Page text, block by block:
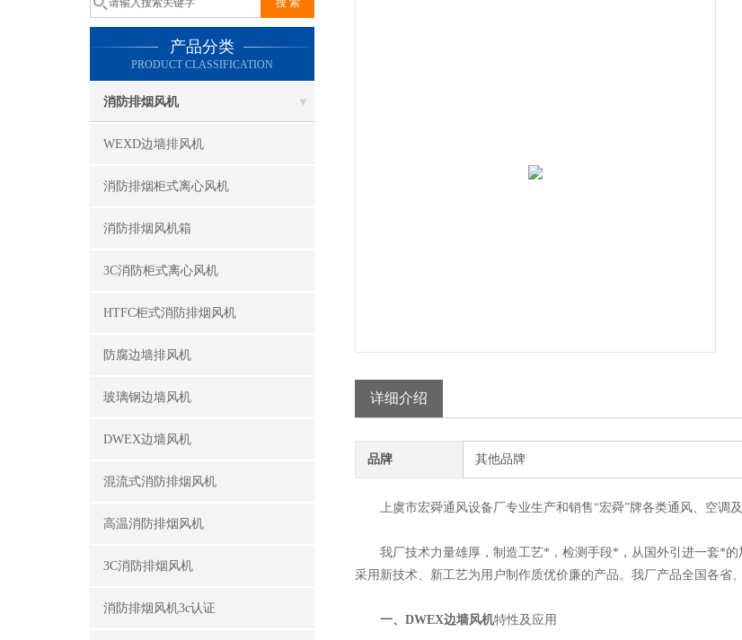
产品分类
PRODUCT CLASSIFICATION
消防排烟风机
WEXD边墙排风机
消防排烟柜式离心风机
消防排烟风机箱
3C消防柜式离心风机
HTFC柜式消防排烟风机
防腐边墙排风机
玻璃钢边墙风机
DWEX边墙风机
混流式消防排烟风机
高温消防排烟风机
3C消防排烟风机
消防排烟风机3c认证
详细介绍
品牌 其他品牌
上虞市宏舜通风设备厂专业生产和销售“宏舜”牌各类通风、空调
我厂技术力量雄厚，制造工艺*，检测手段*，从国外引进一套*的
采用新技术、新工艺为用户制作质优价廉的产品。我厂产品全国各省
一、DWEX边墙风机特性及应用